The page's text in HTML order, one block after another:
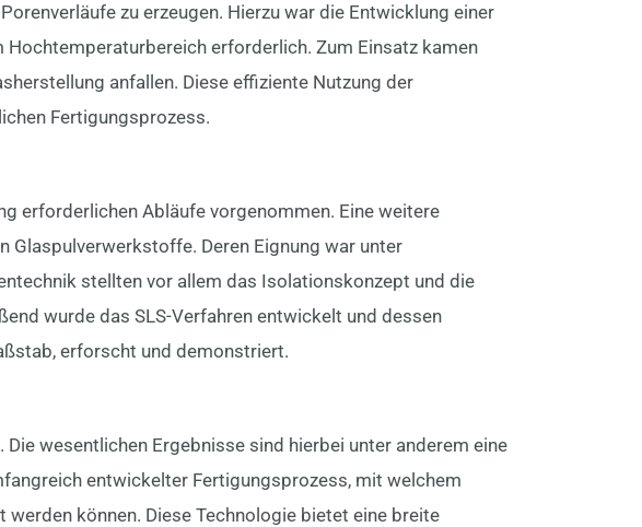
zu erzeugen. Hierzu war die Entwicklung einer
erforderlich. Zum Einsatz kamen
anfallen. Diese effiziente Nutzung der
Fertigungsprozess.
erforderlichen Abläufe vorgenommen. Eine weitere
Deren Eignung war unter
stellten vor allem das Isolationskonzept und die
wurde das SLS-Verfahren entwickelt und dessen
erforscht und demonstriert.
wesentlichen Ergebnisse sind hierbei unter anderem eine
entwickelter Fertigungsprozess, mit welchem
können. Diese Technologie bietet eine breite